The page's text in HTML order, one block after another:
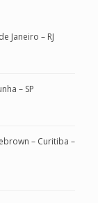
Janeiro – RJ
– SP
– Curitiba –